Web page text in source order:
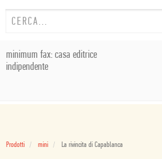
minimum fax: casa editrice
indipendente
Prodotti mini La rivincita di Capablanca